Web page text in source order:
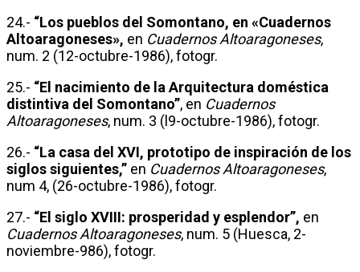
24.- “Los pueblos del Somontano, en «Cuadernos
Altoaragoneses», en Cuadernos Altoaragoneses,
num. 2 (12-octubre-1986), fotogr.
25.- “El nacimiento de la Arquitectura doméstica
distintiva del Somontano”, en Cuadernos
Altoaragoneses, num. 3 (l9-octubre-1986), fotogr.
26.- “La casa del XVI, prototipo de inspiración de los
siglos siguientes,” en Cuadernos Altoaragoneses,
num 4, (26-octubre-1986), fotogr.
27.- “El siglo XVIII: prosperidad y esplendor”, en
Cuadernos Altoaragoneses, num. 5 (Huesca, 2-
noviembre-986), fotogr.